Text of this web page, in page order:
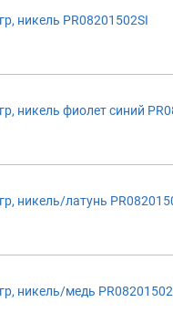
никель PR08201502SI
никель фиолет синий
никель/латунь
никель/медь